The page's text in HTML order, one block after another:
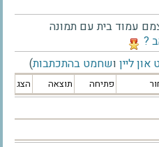
עמוד בית עם תמונה
?‬
ליין ושחמט בהתכתבות)
פתיחה תוצאה הצג